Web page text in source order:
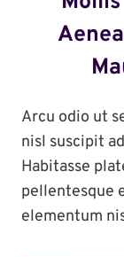
Arcu odio ut
nisl suscipit
Habitasse
pellentesque
elementum